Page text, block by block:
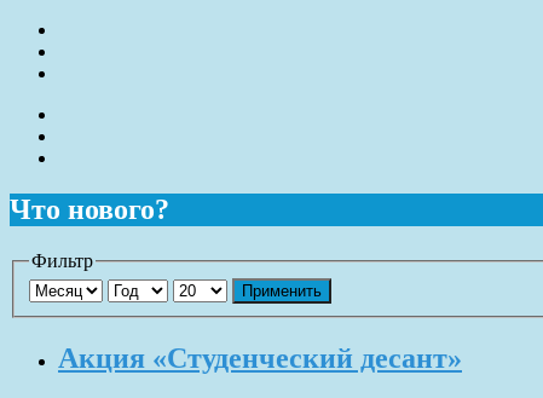
Что нового?
Фильтр
Применить
Акция «Студенческий десант»